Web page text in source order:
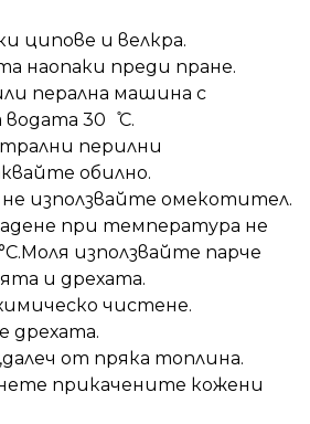
ципове и велкра.
наопаки преди пране.
перална машина с
30 ̊С.
перилни
обилно.
използвайте омекотител.
при температура не
използвайте парче
и дрехата.
чистене.
дрехата.
от пряка топлина.
прикачените кожени